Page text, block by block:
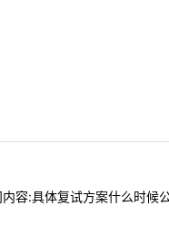
:具体复试方案什么时候